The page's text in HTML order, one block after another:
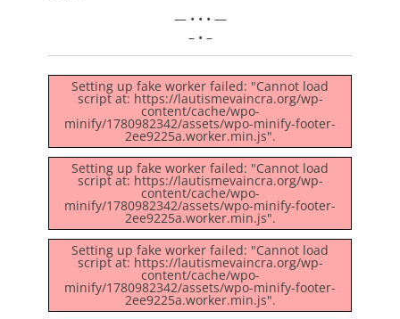
— • • • —
– • –
Setting up fake worker failed: "Cannot load
script at: https://lautismevaincra.org/wp-
content/cache/wpo-
minify/1780982342/assets/wpo-minify-footer-
2ee9225a.worker.min.js".
Setting up fake worker failed: "Cannot load
script at: https://lautismevaincra.org/wp-
content/cache/wpo-
minify/1780982342/assets/wpo-minify-footer-
2ee9225a.worker.min.js".
Setting up fake worker failed: "Cannot load
script at: https://lautismevaincra.org/wp-
content/cache/wpo-
minify/1780982342/assets/wpo-minify-footer-
2ee9225a.worker.min.js".